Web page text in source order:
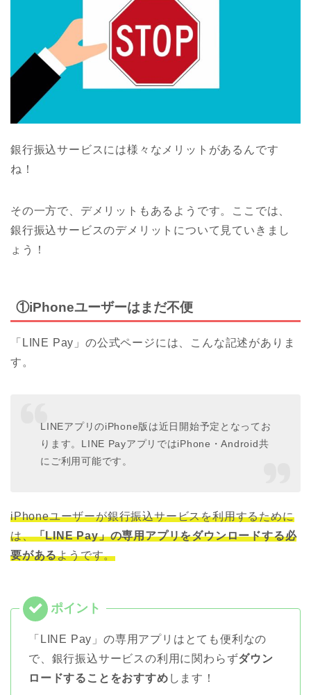
銀行振込サービスには様々なメリットがあるんです
ね！
その一方で、デメリットもあるようです。ここでは、
銀行振込サービスのデメリットについて見ていきまし
ょう！
①iPhoneユーザーはまだ不便
「LINE Pay」の公式ページには、こんな記述がありま
す。
LINEアプリのiPhone版は近日開始予定となってお
ります。LINE PayアプリではiPhone・Android共
にご利用可能です。
iPhoneユーザーが銀行振込サービスを利用するために
は、「LINE Pay」の専用アプリをダウンロードする必
要があるようです。
「LINE Pay」の専用アプリはとても便利なの
で、銀行振込サービスの利用に関わらずダウン
ロードすることをおすすめ します！